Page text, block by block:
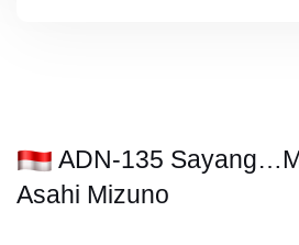
ADN-135
Asahi Mizuno